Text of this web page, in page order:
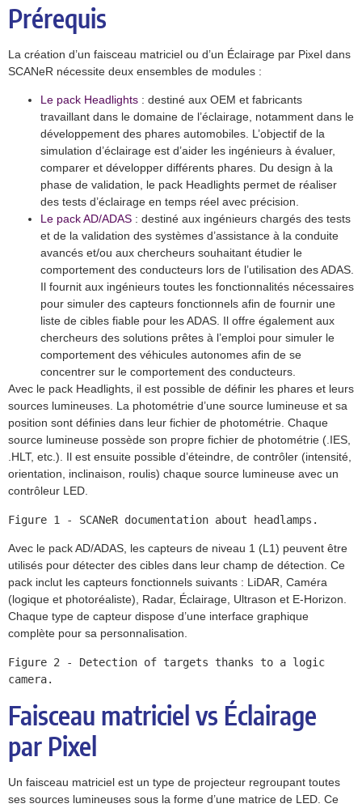
Prérequis
La création d’un faisceau matriciel ou d’un Éclairage par Pixel dans
SCANeR nécessite deux ensembles de modules :
Le pack Headlights : destiné aux OEM et fabricants
travaillant dans le domaine de l’éclairage, notamment dans le
développement des phares automobiles. L’objectif de la
simulation d’éclairage est d’aider les ingénieurs à évaluer,
comparer et développer différents phares. Du design à la
phase de validation, le pack Headlights permet de réaliser
des tests d’éclairage en temps réel avec précision.
Le pack AD/ADAS : destiné aux ingénieurs chargés des tests
et de la validation des systèmes d’assistance à la conduite
avancés et/ou aux chercheurs souhaitant étudier le
comportement des conducteurs lors de l’utilisation des ADAS.
Il fournit aux ingénieurs toutes les fonctionnalités nécessaires
pour simuler des capteurs fonctionnels afin de fournir une
liste de cibles fiable pour les ADAS. Il offre également aux
chercheurs des solutions prêtes à l’emploi pour simuler le
comportement des véhicules autonomes afin de se
concentrer sur le comportement des conducteurs.
Avec le pack Headlights, il est possible de définir les phares et leurs
sources lumineuses. La photométrie d’une source lumineuse et sa
position sont définies dans leur fichier de photométrie. Chaque
source lumineuse possède son propre fichier de photométrie (.IES,
.HLT, etc.). Il est ensuite possible d’éteindre, de contrôler (intensité,
orientation, inclinaison, roulis) chaque source lumineuse avec un
contrôleur LED.
Figure 1 - SCANeR documentation about headlamps.
Avec le pack AD/ADAS, les capteurs de niveau 1 (L1) peuvent être
utilisés pour détecter des cibles dans leur champ de détection. Ce
pack inclut les capteurs fonctionnels suivants : LiDAR, Caméra
(logique et photoréaliste), Radar, Éclairage, Ultrason et E-Horizon.
Chaque type de capteur dispose d’une interface graphique
complète pour sa personnalisation.
Figure 2 - Detection of targets thanks to a logic
camera.
Faisceau matriciel vs Éclairage
par Pixel
Un faisceau matriciel est un type de projecteur regroupant toutes
ses sources lumineuses sous la forme d’une matrice de LED. Ce